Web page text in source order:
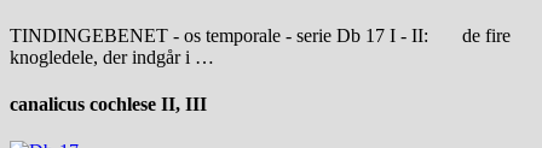
TINDINGEBENET - os temporale - serie Db 17 I - II: de fire
knogledele, der indgår i …
canalicus cochlese II, III